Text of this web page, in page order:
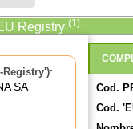
Registry (1)
Registry'):
SA
Cod.
Cod.